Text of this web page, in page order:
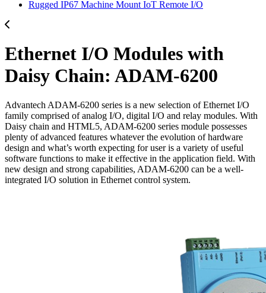
Rugged IP67 Machine Mount IoT Remote I/O
Ethernet I/O Modules with
Daisy Chain: ADAM-6200
Advantech ADAM-6200 series is a new selection of Ethernet I/O
family comprised of analog I/O, digital I/O and relay modules. With
Daisy chain and HTML5, ADAM-6200 series module possesses
plenty of advanced features whatever the evolution of hardware
design and what’s worth expecting for user is a variety of useful
software functions to make it effective in the application field. With
new design and strong capabilities, ADAM-6200 can be a well-
integrated I/O solution in Ethernet control system.